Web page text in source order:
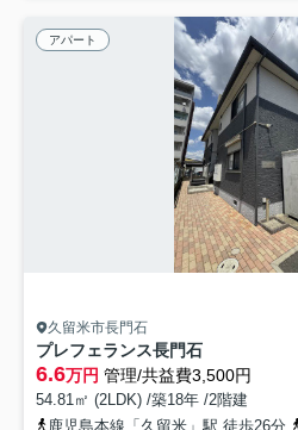
アパート
久留米市長門石
プレフェランス長門石
6.6万円 管理/共益費3,500円
54.81㎡ (2LDK) /築18年 /2階建
鹿児島本線「久留米」駅 徒歩26分